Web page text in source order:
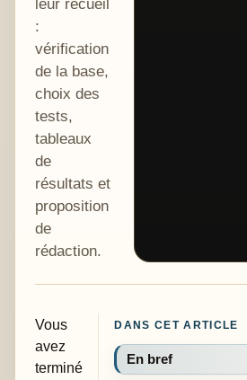
leur recueil
:
vérification
de la base,
choix des
tests,
tableaux
de
résultats et
proposition
de
rédaction.
Vous
avez
terminé
DANS CET ARTICLE
En bref